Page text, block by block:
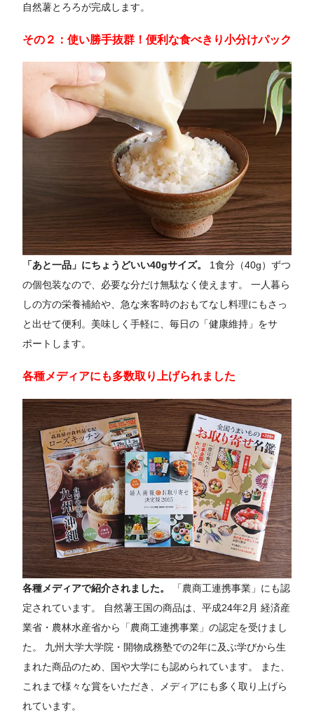
自然薯とろろが完成します。
その２：使い勝手抜群！便利な食べきり小分けパック
「あと一品」にちょうどいい40gサイズ。
1食分（40g）ずつ
の個包装なので、必要な分だけ無駄なく使えます。 一人暮ら
しの方の栄養補給や、急な来客時のおもてなし料理にもさっ
と出せて便利。美味しく手軽に、毎日の「健康維持」をサ
ポートします。
各種メディアにも多数取り上げられました
各種メディアで紹介されました。
「農商工連携事業」にも認
定されています。 自然薯王国の商品は、平成24年2月 経済産
業省・農林水産省から「農商工連携事業」の認定を受けまし
た。 九州大学大学院・開物成務塾での2年に及ぶ学びから生
まれた商品のため、国や大学にも認められています。 また、
これまで様々な賞をいただき、メディアにも多く取り上げら
れています。